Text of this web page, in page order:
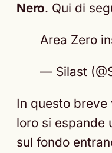
Nero. Qui di
Area Zero
— Silast
In questo breve
loro si espande
sul fondo